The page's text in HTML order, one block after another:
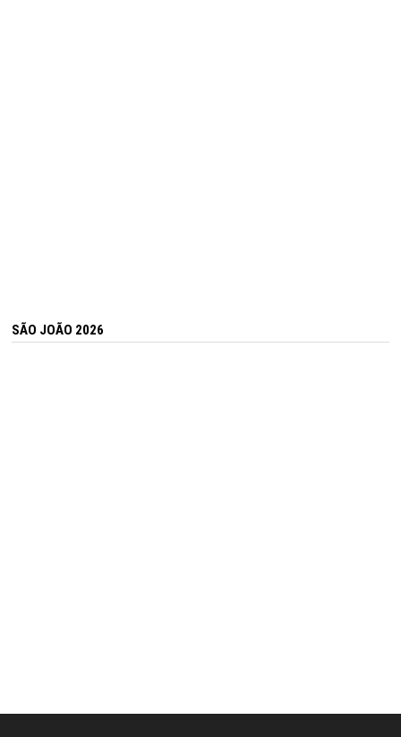
SÃO JOÃO 2026